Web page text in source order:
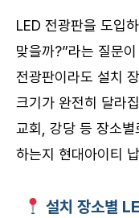
LED 전광판을 도입
맞을까?”라는 질문
전광판이라도 설치
크기가 완전히 달라
교회, 강당 등 장소
하는지 현대아이티
설치 장소별